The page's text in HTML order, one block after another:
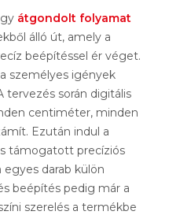
átgondolt folyamat
álló út, amely a
beépítéssel ér véget.
személyes igények
tervezés során digitális
centiméter, minden
Ezután indul a
támogatott precíziós
darab külön
beépítés pedig már a
szerelés a termékbe